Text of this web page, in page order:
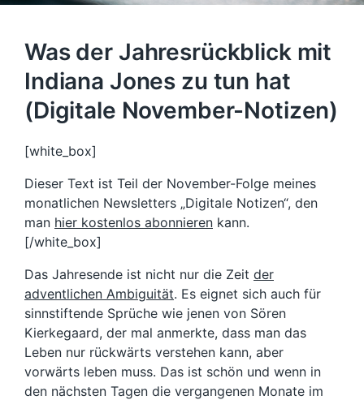
Was der Jahresrückblick mit
Indiana Jones zu tun hat
(Digitale November-Notizen)
[white_box]
Dieser Text ist Teil der November-Folge meines
monatlichen Newsletters „Digitale Notizen“, den
man hier kostenlos abonnieren kann.
[/white_box]
Das Jahresende ist nicht nur die Zeit der
adventlichen Ambiguität. Es eignet sich auch für
sinnstiftende Sprüche wie jenen von Sören
Kierkegaard, der mal anmerkte, dass man das
Leben nur rückwärts verstehen kann, aber
vorwärts leben muss. Das ist schön und wenn in
den nächsten Tagen die vergangenen Monate im